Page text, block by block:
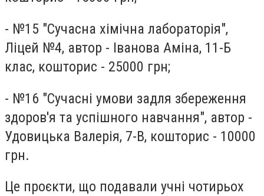
- №15 "Сучасна хімічна лабораторія",
Ліцей №4, автор - Іванова Аміна, 11-Б
клас, кошторис - 25000 грн;
- №16 "Сучасні умови задля збереження
здоров'я та успішного навчання", автор -
Удовицька Валерія, 7-В, кошторис - 10000
грн.
Це проєкти, що подавали учні чотирьох